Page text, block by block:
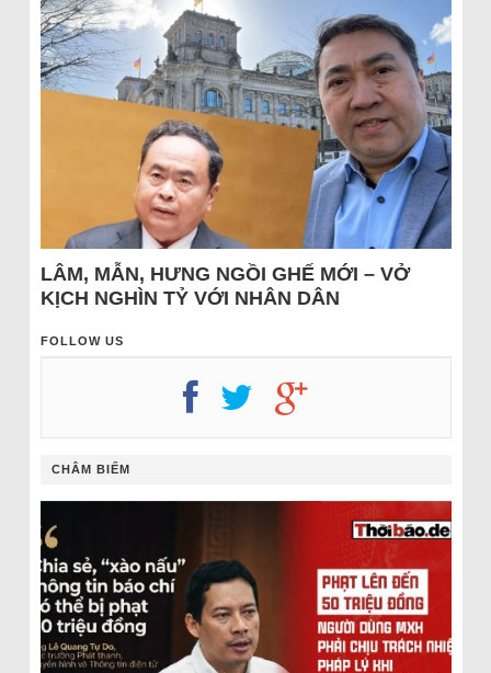
LÂM, MẪN, HƯNG NGỒI GHẾ MỚI – VỞ
KỊCH NGHÌN TỶ VỚI NHÂN DÂN
FOLLOW US
CHÂM BIẾM